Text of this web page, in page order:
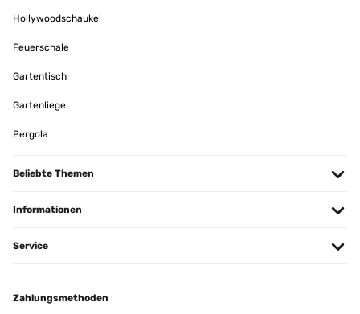
Hollywoodschaukel
Feuerschale
Gartentisch
Gartenliege
Pergola
Beliebte Themen
Informationen
Service
Zahlungsmethoden